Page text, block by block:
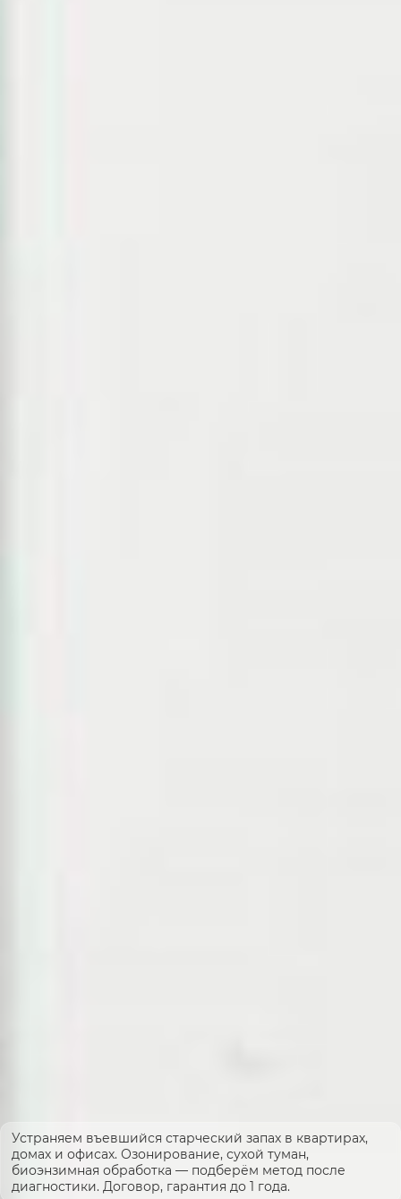
Устраняем въевшийся старческий запах в квартирах,
домах и офисах. Озонирование, сухой туман,
биоэнзимная обработка — подберём метод после
диагностики. Договор, гарантия до 1 года.